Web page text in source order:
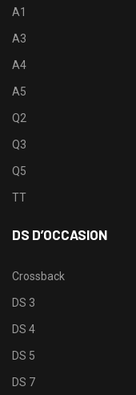
A1
A3
A4
A5
Q2
Q3
Q5
TT
DS D’OCCASION
Crossback
DS 3
DS 4
DS 5
DS 7